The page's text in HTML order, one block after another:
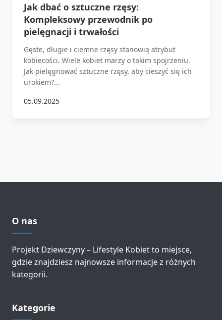
Jak dbać o sztuczne rzęsy:
Kompleksowy przewodnik po
pielęgnacji i trwałości
Gęste, długie i ciemne rzęsy stanowią atrybut
kobiecości. Wiele kobiet marzy o takim spojrzeniu.
Jak pielęgnować sztuczne rzęsy, aby cieszyć się ich
urokiem?...
05.09.2025
O nas
Projekt Dziewczyny – Lifestyle Kobiet to miejsce,
gdzie znajdziesz najnowsze informacje z różnych
kategorii.
Kategorie